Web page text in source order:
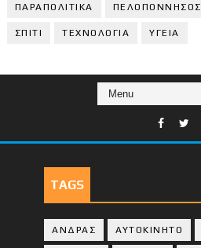
ΠΑΡΑΠΟΛΙΤΙΚΑ ΠΕΛΟΠΟΝΝΗΣΟΣ
ΣΠΙΤΙ ΤΕΧΝΟΛΟΓΙΑ ΥΓΕΙΑ
TAGS
ΑΝΔΡΑΣ ΑΥΤΟΚΙΝΗΤΟ